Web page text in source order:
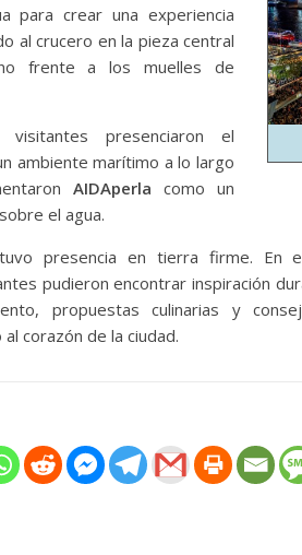
para crear una experiencia
al crucero en la pieza central
frente a los muelles de
presenciaron el
ambiente marítimo a lo largo
AIDAperla como un
el agua.
presencia en tierra firme. En
pudieron encontrar inspiración
propuestas culinarias y
corazón de la ciudad.